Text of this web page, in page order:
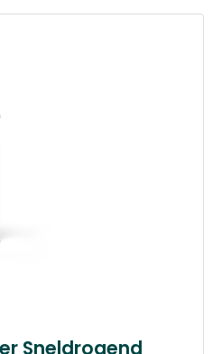
Sneldrogend